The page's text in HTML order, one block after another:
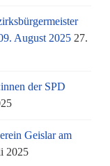
August 2025 27.
der SPD
Geislar am
2025